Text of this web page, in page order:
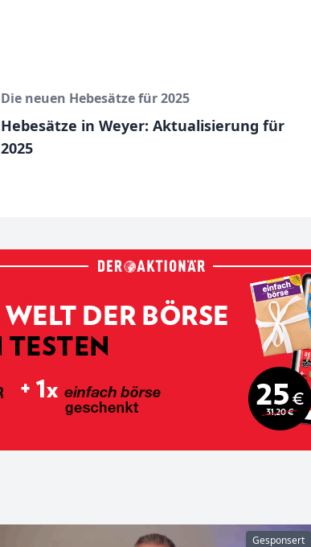
Die neuen Hebesätze für 2025
Hebesätze in Weyer: Aktualisierung für
2025
Gesponsert